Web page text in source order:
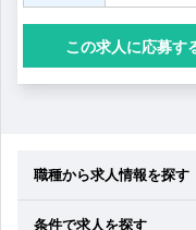
ーカーに対
・「安心安
で、1台1台
取り組んで
株式会社ア
時間での車
お客様立ち
検を対応し
る場合もあ
応募す
職種から求人情報を探す
条件で求人を探す